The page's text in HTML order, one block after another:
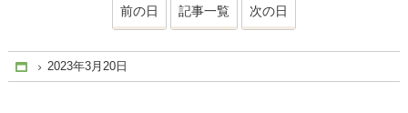
前の日 記事一覧 次の日
Home
2023年3月20日